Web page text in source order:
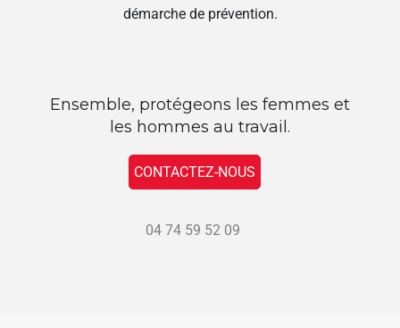
démarche de prévention.
Ensemble, protégeons les femmes et
les hommes au travail.
CONTACTEZ-NOUS
04 74 59 52 09